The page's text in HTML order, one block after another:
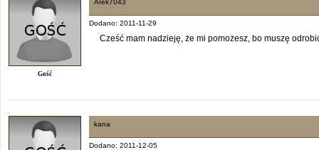
Gość
Dodano: 2011-11-29
Cześć mam nadzieję, że mi pomożesz, bo muszę
kana
Dodano: 2011-12-05